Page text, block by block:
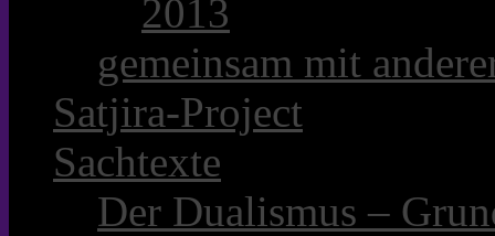
2013
gemeinsam mit
Satjira-Project
Sachtexte
Der Dualismus –